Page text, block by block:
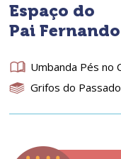
Espaço do
Pai Fernando
Umbanda Pés no
Grifos do Passado